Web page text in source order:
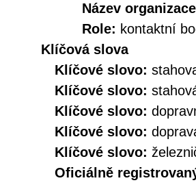
Název
Role: kontaktní
Klíčová slova
Klíčové slovo:
Klíčové slovo:
Klíčové slovo:
Klíčové slovo:
Klíčové slovo:
Oficiálně